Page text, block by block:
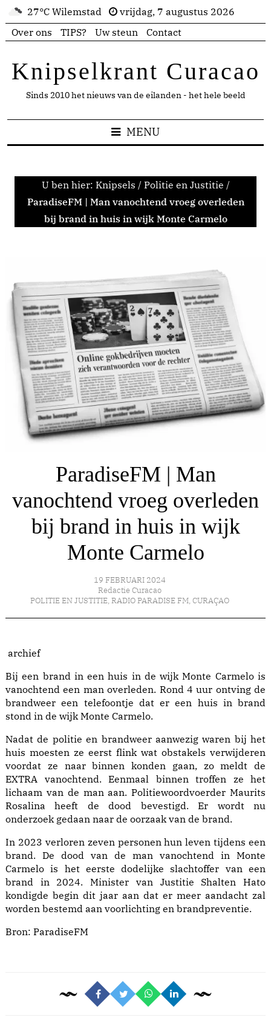
27°C Wilemstad
vrijdag, 7 augustus 2026
Over ons
TIPS? Uw steun Contact
Knipselkrant Curacao
Sinds 2010 het nieuws van de eilanden - het hele beeld
MENU
U ben hier: Knipsels / Politie en Justitie /
ParadiseFM | Man vanochtend vroeg overleden
bij brand in huis in wijk Monte Carmelo
ParadiseFM | Man
vanochtend vroeg overleden
bij brand in huis in wijk
Monte Carmelo
19 FEBRUARI 2024
Redactie Curacao
POLITIE EN JUSTITIE, RADIO PARADISE FM, CURAÇAO
archief
Bij een brand in een huis in de wijk Monte Carmelo is
vanochtend een man overleden. Rond 4 uur ontving de
brandweer een telefoontje dat er een huis in brand
stond in de wijk Monte Carmelo.
Nadat de politie en brandweer aanwezig waren bij het
huis moesten ze eerst flink wat obstakels verwijderen
voordat ze naar binnen konden gaan, zo meldt de
EXTRA vanochtend. Eenmaal binnen troffen ze het
lichaam van de man aan. Politiewoordvoerder Maurits
Rosalina heeft de dood bevestigd. Er wordt nu
onderzoek gedaan naar de oorzaak van de brand.
In 2023 verloren zeven personen hun leven tijdens een
brand. De dood van de man vanochtend in Monte
Carmelo is het eerste dodelijke slachtoffer van een
brand in 2024. Minister van Justitie Shalten Hato
kondigde begin dit jaar aan dat er meer aandacht zal
worden bestemd aan voorlichting en brandpreventie.
Bron: ParadiseFM